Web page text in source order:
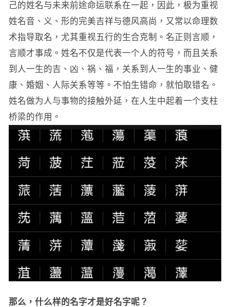
己的姓名与未来前途命运联系在一起，因此，极为重视
姓名音、义、形的完美吉祥与德风高尚，又常以命理数
术指导取名，尤其重视五行的生合克制。名正则言顺，
言顺才事成。姓名不仅是代表一个人的符号，而且关系
到人一生的吉、凶、祸、福，关系到人一生的事业、健
康、婚姻、人际关系等等。不怕生错命，就怕取错名。
姓名做为人与事物的接触外延，在人生中起着一个支柱
桥梁的作用。
那么，什么样的名字才是好名字呢？